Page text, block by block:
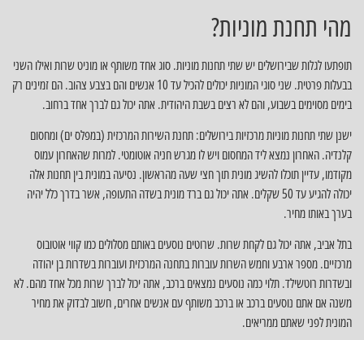
מהי תחנת מוניות?
תופתעו לגלות שבירושלים יש שתי תחנות מוניות. סוג אחד משותף או מוניט שרות ואילו השני
בבעלות פרטית. שני סוגי המוניות יכולים להכיל עד 10 אנשים והם בצבע צהוב. הם זמינים רק
בימים מסוימים בשבוע, והם לא רצים בשבת היהודית. אתה יכול גם לברך אחד ברחוב.
ישנן שתי תחנות מוניות מרכזיות בירושלים: תחנת השירות המרכזית (במפלס ים) ומחסום
קלנדיה. האחרון נמצא ליד המחסום ויש לו מגרש חניה אוטומטי. למרות שהאחרון עמוס
מקודמו, עדיין תוכלו להשיג מונית תוך חצי שעה מהראשון. נסיעה במונית בין תחנות אלה
יכולה להגיע עד 50 שקלים. אתה יכול גם ברד מונית בשדה התעופה, אשר בדרך כלל יהיה
בערך באותו מחיר.
בתל אביב, אתה יכול גם לקחת שרות. שרוטים נוסעים באותם מסלולים כמו קווי אוטובוס
מרכזיים. מספר ארבע וחמש השרות עוברות בתחנה המרכזית ועוברות בשדרות בן יהודה
ובשדרות רוטשילד. תלוי כמה נוסעים נמצאים ברכב, אתה יכול לברך שרות מכל אחד מהם. לא
משנה אם אתם נוסעים ברכב או ברכב משותף עם אנשים אחרים, חשוב לבדוק את מחיר
המונית לפני שאתם ממריאים.